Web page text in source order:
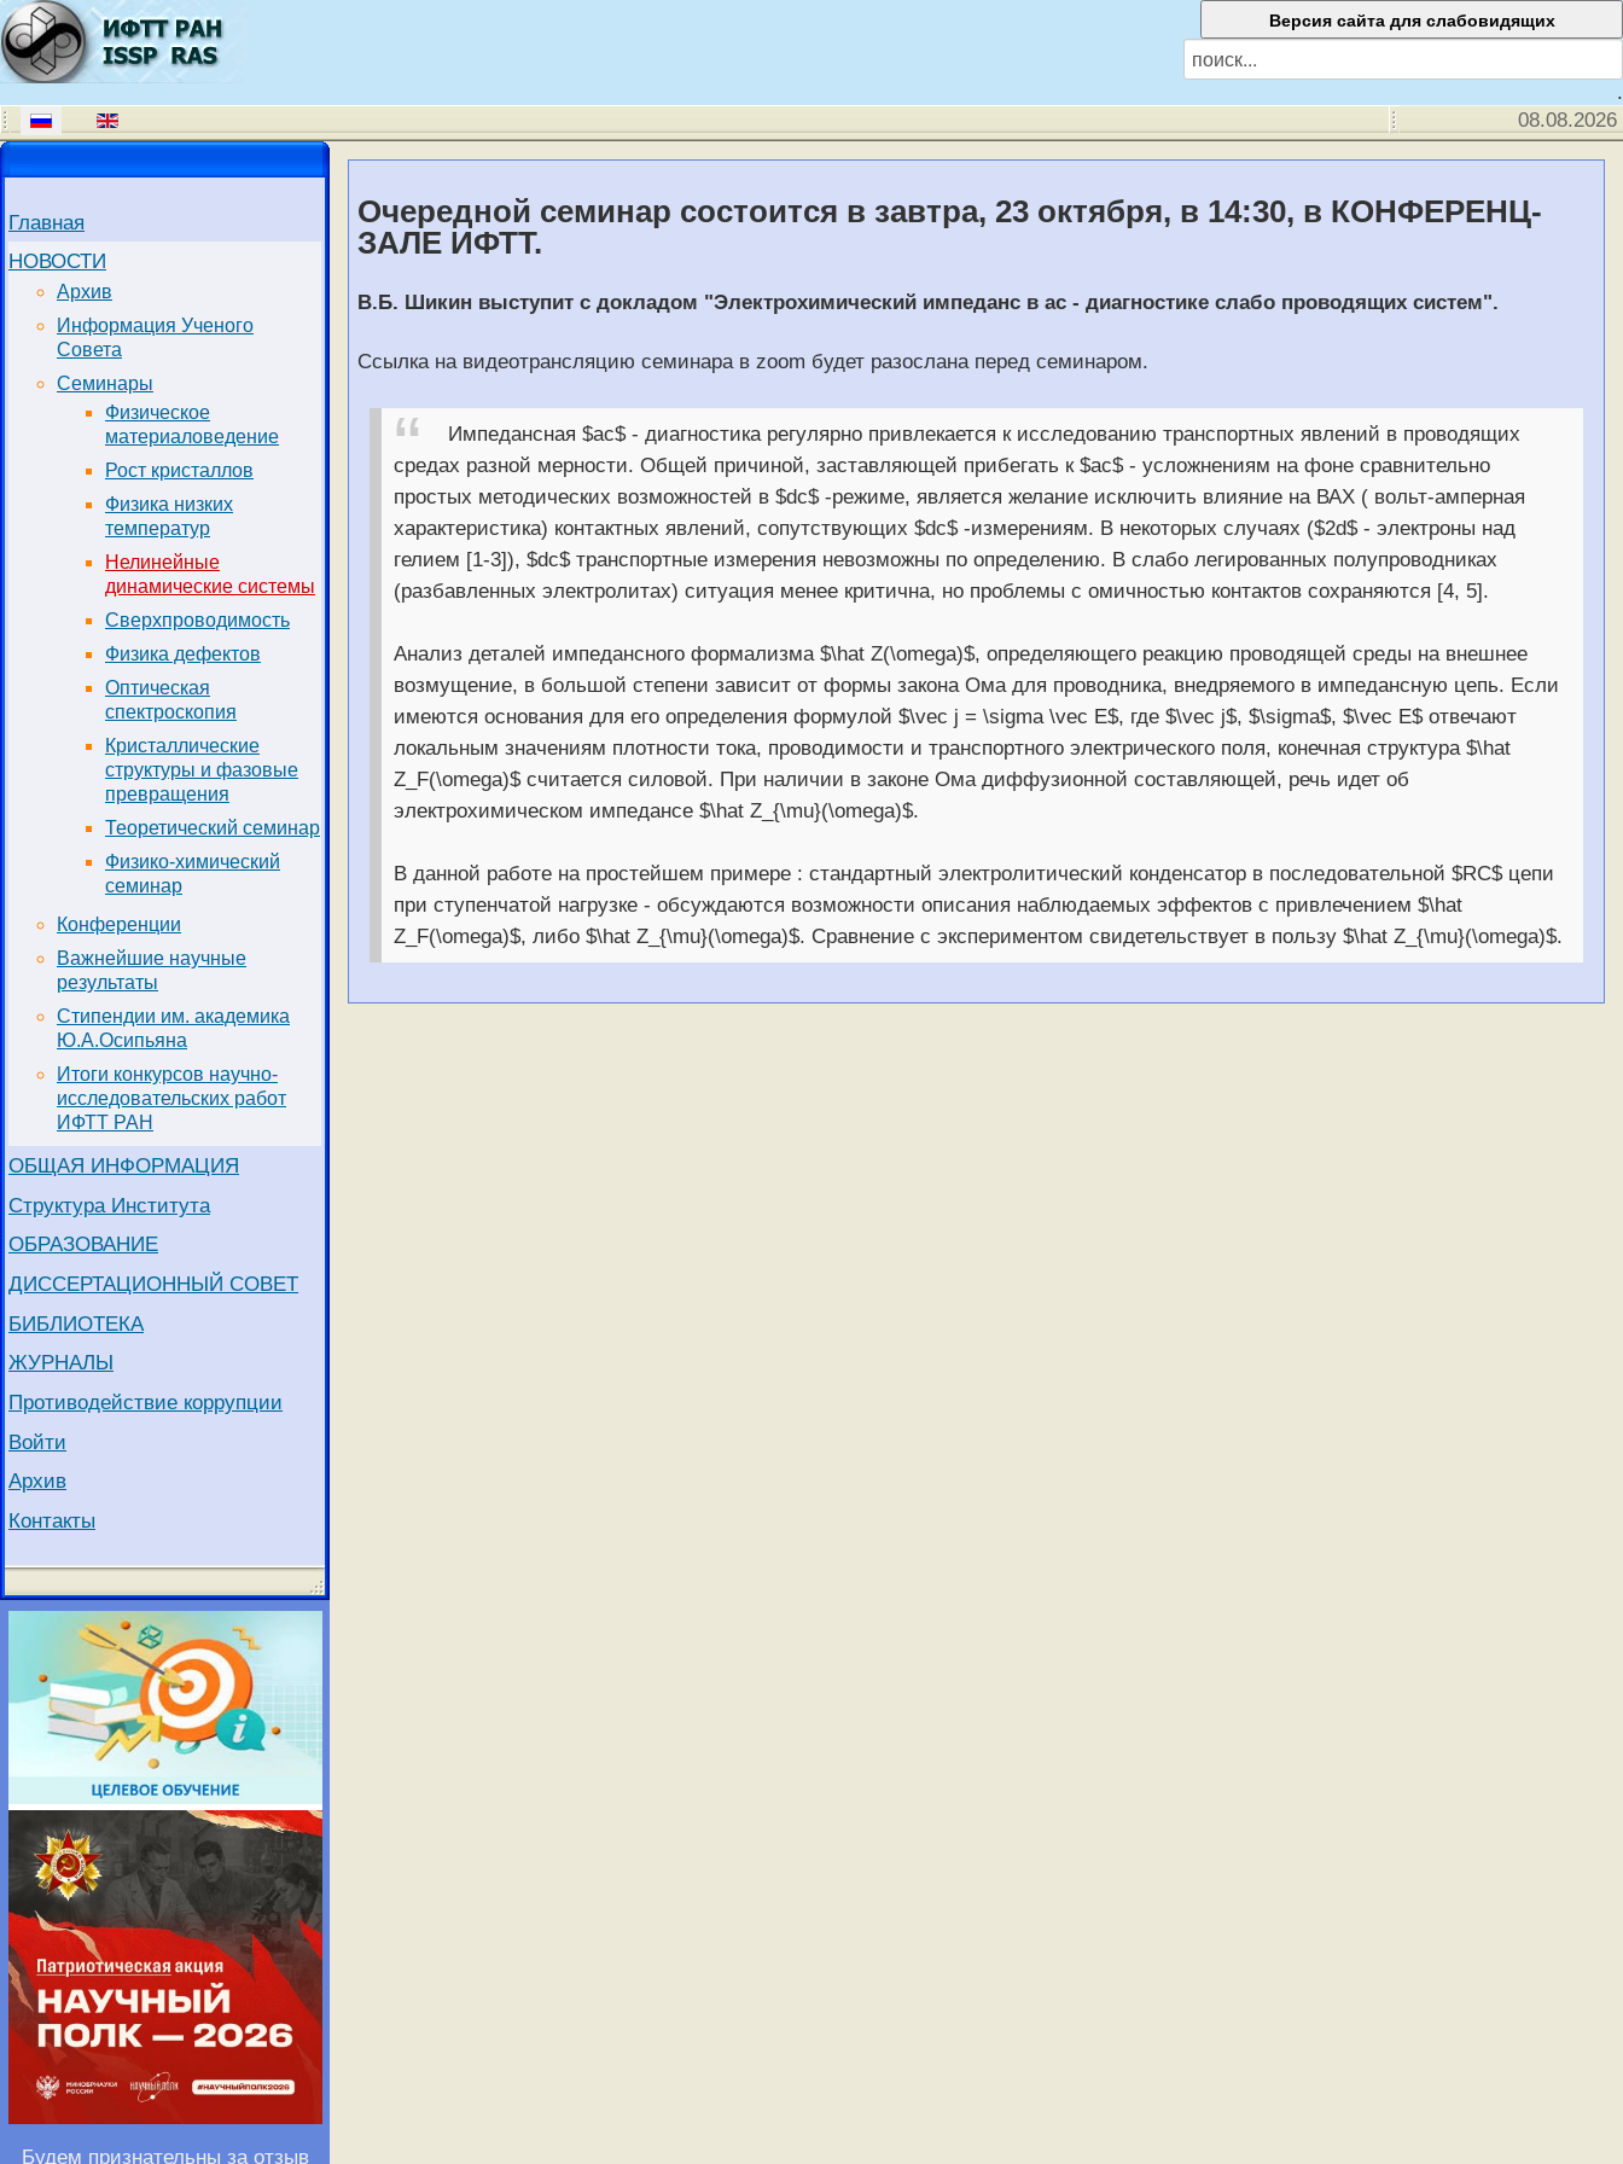
.
08.08.2026
Главная
НОВОСТИ
Архив
Информация Ученого
Совета
Семинары
Физическое
материаловедение
Рост кристаллов
Физика низких
температур
Нелинейные
динамические системы
Сверхпроводимость
Физика дефектов
Оптическая
спектроскопия
Кристаллические
структуры и фазовые
превращения
Теоретический семинар
Физико-химический
семинар
Конференции
Важнейшие научные
результаты
Стипендии им. академика
Ю.А.Осипьяна
Итоги конкурсов научно-
исследовательских работ
ИФТТ РАН
ОБЩАЯ ИНФОРМАЦИЯ
Структура Института
ОБРАЗОВАНИЕ
ДИССЕРТАЦИОННЫЙ СОВЕТ
БИБЛИОТЕКА
ЖУРНАЛЫ
Противодействие коррупции
Войти
Архив
Контакты
Будем признательны за отзыв
Очередной семинар состоится в завтра, 23 октября, в 14:30, в КОНФЕРЕНЦ-
ЗАЛЕ ИФТТ.
В.Б. Шикин выступит с докладом "Электрохимический импеданс в ac - диагностике слабо проводящих систем".
Ссылка на видеотрансляцию семинара в zoom будет разослана перед семинаром.
Импедансная $ac$ - диагностика регулярно привлекается к исследованию транспортных явлений в проводящих
средах разной мерности. Общей причиной, заставляющей прибегать к $ac$ - усложнениям на фоне сравнительно
простых методических возможностей в $dc$ -режиме, является желание исключить влияние на ВАХ ( вольт-амперная
характеристика) контактных явлений, сопутствующих $dc$ -измерениям. В некоторых случаях ($2d$ - электроны над
гелием [1-3]), $dc$ транспортные измерения невозможны по определению. В слабо легированных полупроводниках
(разбавленных электролитах) ситуация менее критична, но проблемы с омичностью контактов сохраняются [4, 5].
Анализ деталей импедансного формализма $\hat Z(\omega)$, определяющего реакцию проводящей среды на внешнее
возмущение, в большой степени зависит от формы закона Ома для проводника, внедряемого в импедансную цепь. Если
имеются основания для его определения формулой $\vec j = \sigma \vec E$, где $\vec j$, $\sigma$, $\vec E$ отвечают
локальным значениям плотности тока, проводимости и транспортного электрического поля, конечная структура $\hat
Z_F(\omega)$ считается силовой. При наличии в законе Ома диффузионной составляющей, речь идет об
электрохимическом импедансе $\hat Z_{\mu}(\omega)$.
В данной работе на простейшем примере : стандартный электролитический конденсатор в последовательной $RC$ цепи
при ступенчатой нагрузке - обсуждаются возможности описания наблюдаемых эффектов с привлечением $\hat
Z_F(\omega)$, либо $\hat Z_{\mu}(\omega)$. Сравнение с экспериментом свидетельствует в пользу $\hat Z_{\mu}(\omega)$.